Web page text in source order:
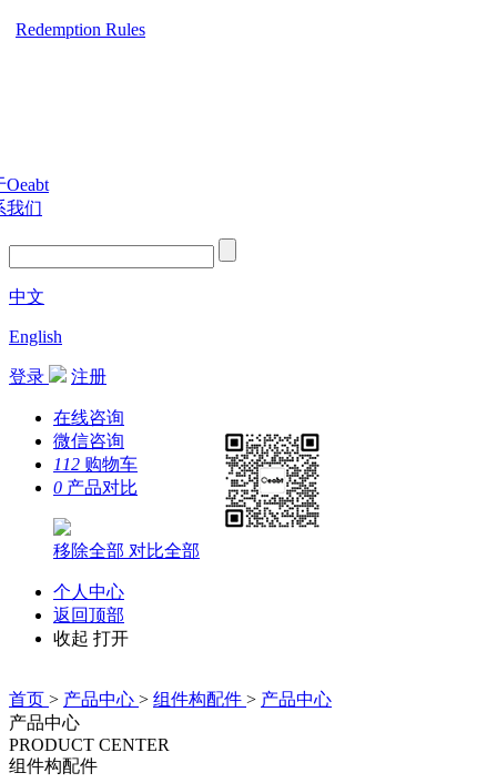
Redemption Rules
Oeabt
我们
中文
English
登录 注册
在线咨询
微信咨询
112 购物车
0 产品对比
移除全部 对比全部
个人中心
返回顶部
收起 打开
首页 > 产品中心 > 组件构配件 > 产品中心
产品中心
PRODUCT CENTER
组件构配件